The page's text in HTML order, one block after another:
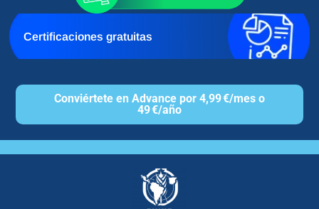
Certificaciones gratuitas
Conviértete en Advance por 4,99 €/mes o
49 €/año